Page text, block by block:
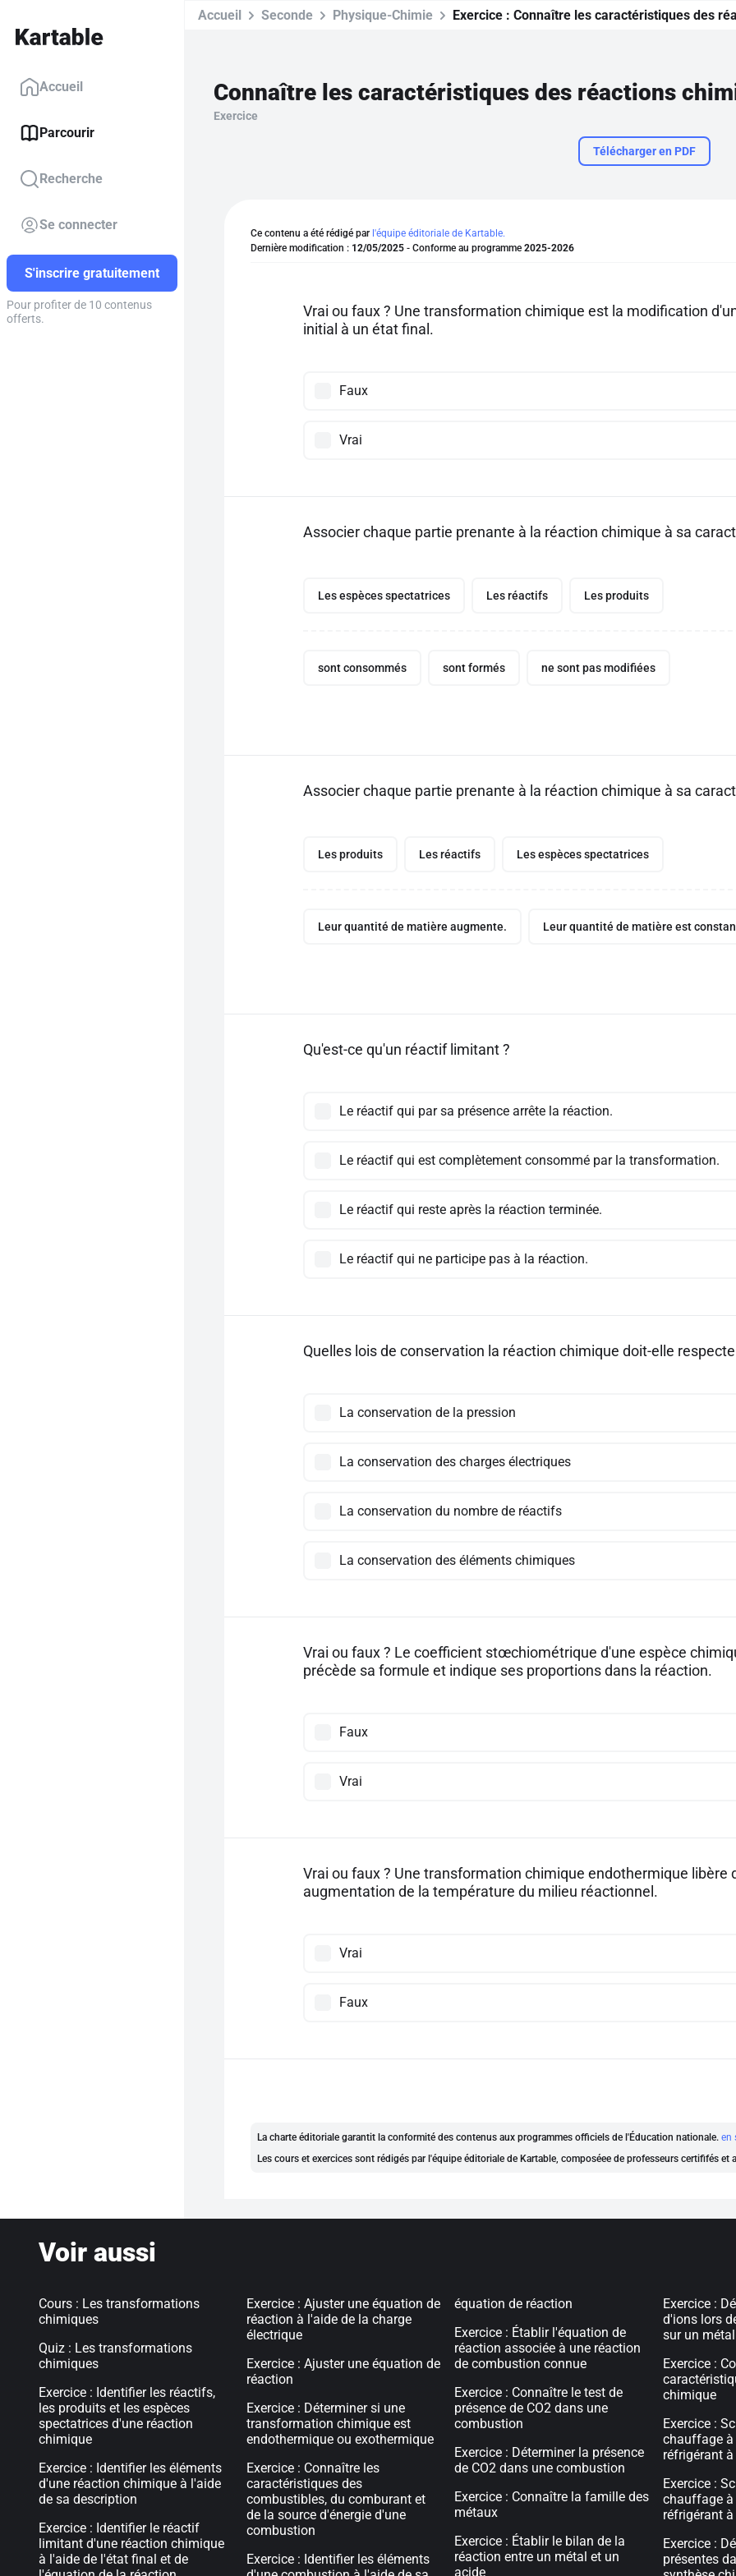
Accueil
Parcourir
Recherche
Se connecter
S'inscrire gratuitement
Pour profiter de 10 contenus
offerts.
Accueil Seconde Physique-Chimie Exercice : Connaître les caractéristiques des
Connaître les caractéristiques des réactions
Exercice
Télécharger en PDF
Ce contenu a été rédigé par l'équipe éditoriale de Kartable.
Dernière modification : 12/05/2025 - Conforme au programme 2025-2026
Vrai ou faux ? Une transformation chimique est la modification
initial à un état final.
Faux
Vrai
Associer chaque partie prenante à la réaction chimique à sa
Les espèces spectatrices Les réactifs Les produits
sont consommés sont formés ne sont pas modifiées
Associer chaque partie prenante à la réaction chimique à sa
Les produits Les réactifs Les espèces spectatrices
Leur quantité de matière augmente. Leur quantité de matière est
Qu'est-ce qu'un réactif limitant ?
Le réactif qui par sa présence arrête la réaction.
Le réactif qui est complètement consommé par la transformation.
Le réactif qui reste après la réaction terminée.
Le réactif qui ne participe pas à la réaction.
Quelles lois de conservation la réaction chimique doit-elle
La conservation de la pression
La conservation des charges électriques
La conservation du nombre de réactifs
La conservation des éléments chimiques
Vrai ou faux ? Le coefficient stœchiométrique d'une espèce
précède sa formule et indique ses proportions dans la réaction.
Faux
Vrai
Vrai ou faux ? Une transformation chimique endothermique libère
augmentation de la température du milieu réactionnel.
Vrai
Faux
La charte éditoriale garantit la conformité des contenus aux programmes officiels de l'Éducation nationale. en
Les cours et exercices sont rédigés par l'équipe éditoriale de Kartable, composéee de professeurs certififés et
Voir aussi
Cours : Les transformations
chimiques
Quiz : Les transformations
chimiques
Exercice : Identifier les réactifs,
les produits et les espèces
spectatrices d'une réaction
chimique
Exercice : Identifier les éléments
d'une réaction chimique à l'aide
de sa description
Exercice : Identifier le réactif
limitant d'une réaction chimique
à l'aide de l'état final et de
Exercice : Ajuster une équation de
réaction à l'aide de la charge
électrique
Exercice : Ajuster une équation de
réaction
Exercice : Déterminer si une
transformation chimique est
endothermique ou exothermique
Exercice : Connaître les
caractéristiques des
combustibles, du comburant et
de la source d'énergie d'une
combustion
Exercice : Identifier les éléments
équation de réaction
Exercice : Établir l'équation de
réaction associée à une réaction
de combustion connue
Exercice : Connaître le test de
présence de CO2 dans une
combustion
Exercice : Déterminer la présence
de CO2 dans une combustion
Exercice : Connaître la famille des
métaux
Exercice : Établir le bilan de la
réaction entre un métal et un
acide
Exercice :
d'ions lors
sur un
Exercice :
chimique
Exercice :
chauffage à
réfrigérant
Exercice :
chauffage à
réfrigérant à
Exercice :
présentes